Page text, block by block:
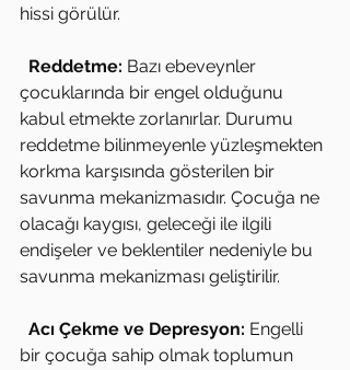
hissi görülür.
Reddetme: Bazı ebeveynler
çocuklarında bir engel olduğunu
kabul etmekte zorlanırlar. Durumu
reddetme bilinmeyenle yüzleşmekten
korkma karşısında gösterilen bir
savunma mekanizmasıdır. Çocuğa ne
olacağı kaygısı, geleceği ile ilgili
endişeler ve beklentiler nedeniyle bu
savunma mekanizması geliştirilir.
Acı Çekme ve Depresyon: Engelli
bir çocuğa sahip olmak toplumun